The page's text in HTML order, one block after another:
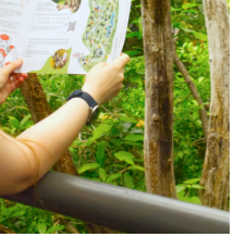
den Außenbereich